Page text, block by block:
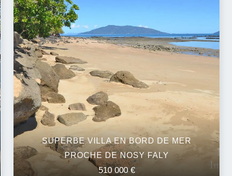
SUPERBE VILLA EN BORD DE MER
PROCHE DE NOSY FALY
510 000 €